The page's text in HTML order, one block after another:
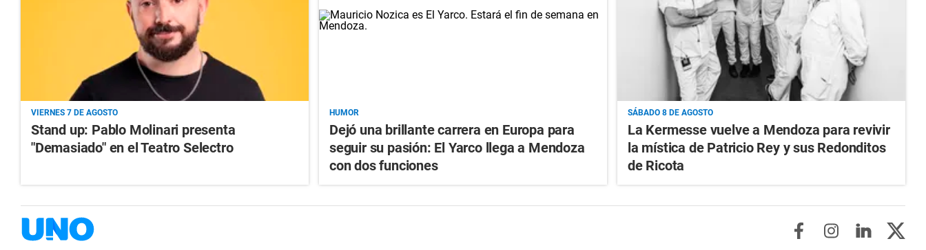
VIERNES 7 DE AGOSTO
Stand up: Pablo Molinari presenta
"Demasiado" en el Teatro Selectro
HUMOR
Dejó una brillante carrera en Europa para
seguir su pasión: El Yarco llega a Mendoza
con dos funciones
SÁBADO 8 DE AGOSTO
La Kermesse vuelve a Mendoza para revivir
la mística de Patricio Rey y sus Redonditos
de Ricota